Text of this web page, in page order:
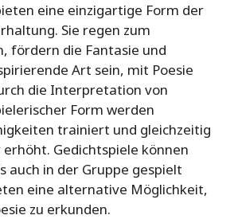
eine einzigartige Form der
Sie regen zum
fördern die Fantasie und
Art sein, mit Poesie
die Interpretation von
Form werden
trainiert und gleichzeitig
Gedichtspiele können
auch in der Gruppe gespielt
eine alternative Möglichkeit,
zu erkunden.